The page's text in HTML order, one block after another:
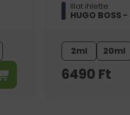
Illat ihlette:
HUGO BOSS
2ml 20ml
6490 Ft